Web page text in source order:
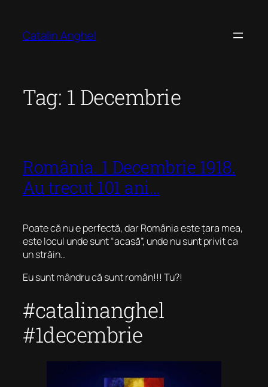
content
Catalin Anghel
Tag: 1 Decembrie
România. 1 Decembrie 1918.
Au trecut 101 ani…
Poate că nu e perfectă, dar România este țara mea,
este locul unde sunt “acasă”, unde nu sunt privit ca
un străin..
Eu sunt mândru că sunt român!!! Tu?!
#catalinanghel
#1decembrie